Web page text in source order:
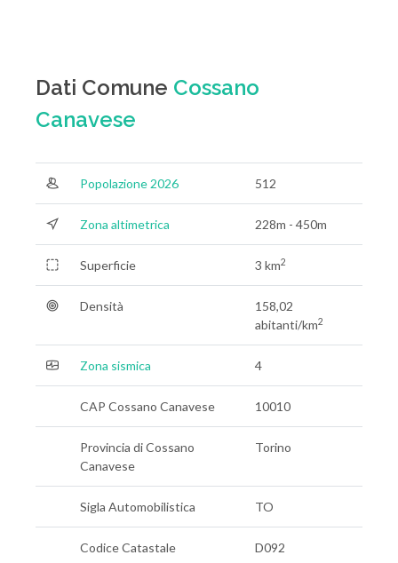
Dati Comune Cossano
Canavese
Popolazione 2026 512
Zona altimetrica 228m - 450m
Superficie 3 km2
Densità
158,02
abitanti/km2
Zona sismica 4
CAP Cossano Canavese 10010
Provincia di Cossano
Canavese
Torino
Sigla Automobilistica TO
Codice Catastale D092